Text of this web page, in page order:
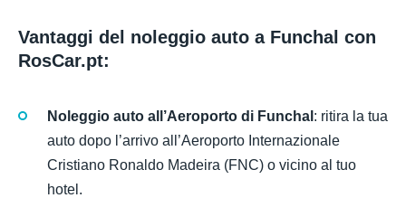
Vantaggi del noleggio auto a Funchal con
RosCar.pt:
Noleggio auto all’Aeroporto di Funchal : ritira la tua
auto dopo l’arrivo all’Aeroporto Internazionale
Cristiano Ronaldo Madeira (FNC) o vicino al tuo
hotel.